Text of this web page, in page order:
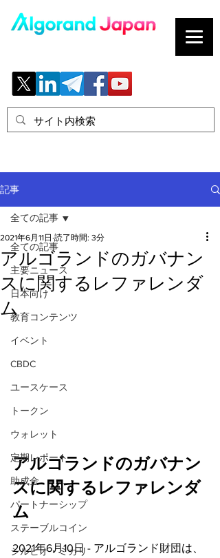
記事
全ての記事
主要ニュース
日本向け
教育コンテンツ
イベント
CBDC
ユースケース
トークン
ウォレット
定期レポート
助成金
パートナーシップ
ステーブルコイン
シルビオ・ミカリ
全ての記事
アルゴランドのガバナン
スに関するレファレンダ
ム
2021年6月11日 読了時間: 3分
アルゴランドのガバナン
スに関するレファレンダ
ム
2021年6月10日 - アルゴランド財団は、